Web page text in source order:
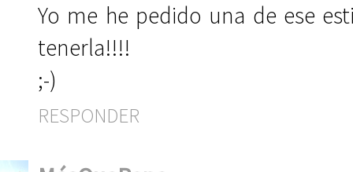
Yo me he pedido una de ese
tenerla!!!!
;-)
RESPONDER